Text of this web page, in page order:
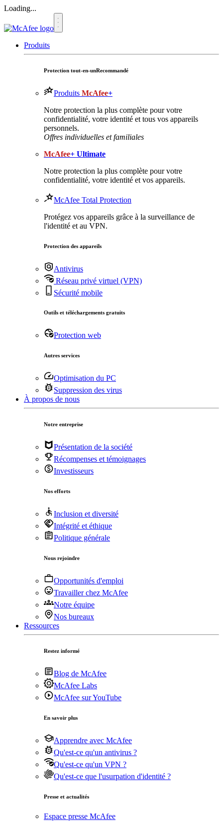
Loading...
Produits
Protection tout-en-unRecommandé
Produits McAfee+
Notre protection la plus complète pour votre
confidentialité, votre identité et tous vos appareils
personnels.​
Offres individuelles et familiales
McAfee+ Ultimate
Notre protection la plus complète pour votre
confidentialité, votre identité et vos appareils.
McAfee Total Protection
Protégez vos appareils grâce à la surveillance de
l'identité et au VPN.
Protection des appareils
Antivirus
Réseau privé virtuel (VPN)
Sécurité mobile
Outils et téléchargements gratuits
Protection web
Autres services
Optimisation du PC
Suppression des virus
À propos de nous
Notre entreprise
Présentation de la société
Récompenses et témoignages
Investisseurs
Nos efforts
Inclusion et diversité
Intégrité et éthique
Politique générale
Nous rejoindre
Opportunités d'emploi
Travailler chez McAfee
Notre équipe
Nos bureaux
Ressources
Restez informé
Blog de McAfee
McAfee Labs
McAfee sur YouTube
En savoir plus
Apprendre avec McAfee
Qu'est-ce qu'un antivirus ?
Qu'est-ce qu'un VPN ?
Qu'est-ce que l'usurpation d'identité ?
Presse et actualités
Espace presse McAfee